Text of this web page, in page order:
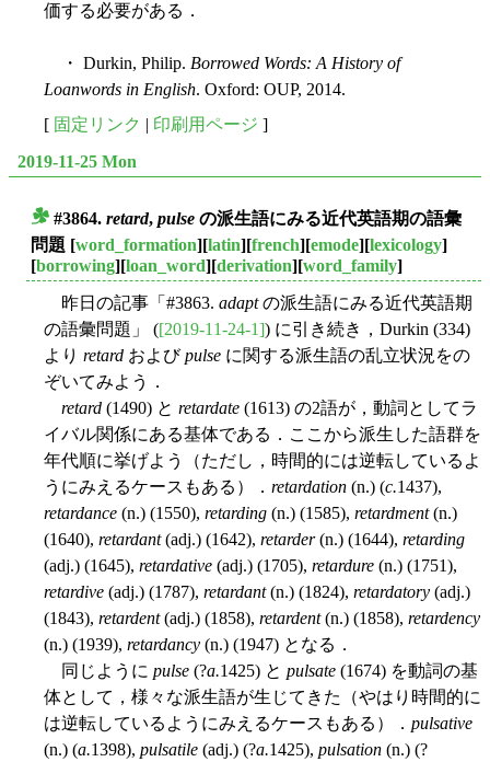
価する必要がある．
・ Durkin, Philip. Borrowed Words: A History of
Loanwords in English. Oxford: OUP, 2014.
[ 固定リンク | 印刷用ページ ]
2019-11-25 Mon
#3864. retard, pulse の派生語にみる近代英語期の語彙
問題 [word_formation][latin][french][emode][lexicology]
[borrowing][loan_word][derivation][word_family]
昨日の記事「#3863. adaptの派生語にみる近代英語期
の語彙問題」 ([2019-11-24-1]) に引き続き，Durkin (334)
より retard およびpulse に関する派生語の乱立状況をの
ぞいてみよう．
retard (1490) と retardate (1613) の2語が，動詞としてラ
イバル関係にある基体である．ここから派生した語群を
年代順に挙げよう（ただし，時間的には逆転しているよ
うにみえるケースもある）． retardation (n.) (c.1437),
retardance (n.) (1550), retarding (n.) (1585), retardment(n.)
(1640), retardant(adj.) (1642), retarder(n.) (1644), retarding
(adj.) (1645), retardative (adj.) (1705), retardure (n.) (1751),
retardive (adj.) (1787), retardant(n.) (1824), retardatory (adj.)
(1843), retardent(adj.) (1858), retardent(n.) (1858), retardency
(n.) (1939), retardancy (n.) (1947) となる．
同じように pulse (?a.1425) と pulsate (1674) を動詞の基
体として，様々な派生語が生じてきた（やはり時間的に
は逆転しているようにみえるケースもある）． pulsative
(n.) (a.1398), pulsatile (adj.) (?a.1425), pulsation (n.) (?